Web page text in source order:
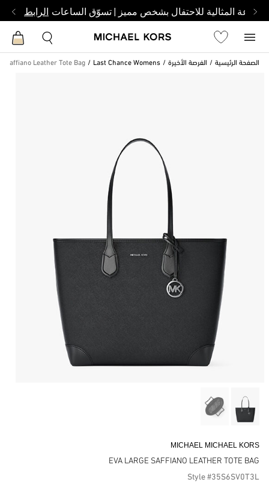
الساعة المثالية للاحتفال بشخص مميز | تسوّق الساعات الرابط
الصفحة الرئيسية الفرصة الأخيرة Last Chance Womens
Saffiano Leather Tote Bag
MICHAEL MICHAEL KORS
EVA LARGE SAFFIANO LEATHER TOTE BAG
Style #35S6SV0T3L